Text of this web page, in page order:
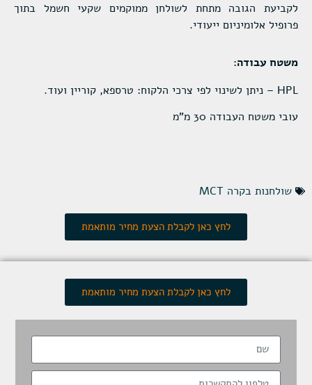
לקביעת הגובה מתחת לשולחן ממוקמים שקעי חשמל בתוך
פרופיל אלומיניום ייעודי.
משטח עבודה:
HPL – ניתן לשינוי לפי צרכי הלקוח: טרספא, קוריין ועוד.
עובי משטח העבודה 30 מ"מ
שולחנות בקרה MCT
לחץ כאן לקבלת הצעת מחיר מותאמת
לחץ כאן לקבלת הצעת מחיר מותאמת